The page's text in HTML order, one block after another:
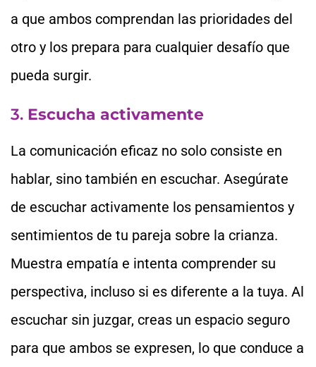
a que ambos comprendan las prioridades del
otro y los prepara para cualquier desafío que
pueda surgir.
3. Escucha activamente
La comunicación eficaz no solo consiste en
hablar, sino también en escuchar. Asegúrate
de escuchar activamente los pensamientos y
sentimientos de tu pareja sobre la crianza.
Muestra empatía e intenta comprender su
perspectiva, incluso si es diferente a la tuya. Al
escuchar sin juzgar, creas un espacio seguro
para que ambos se expresen, lo que conduce a